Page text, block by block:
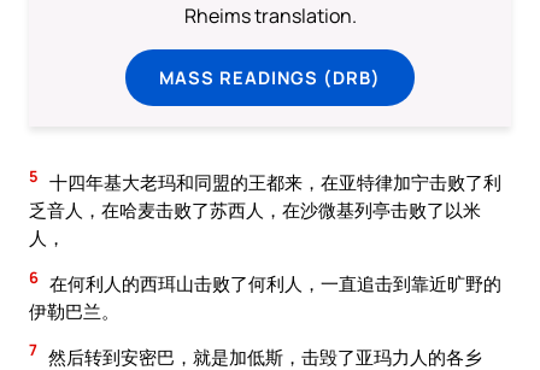
Rheims translation.
MASS READINGS (DRB)
5 十四年基大老玛和同盟的王都来，在亚特律加宁击败了利
乏音人，在哈麦击败了苏西人，在沙微基列亭击败了以米
人，
6 在何利人的西珥山击败了何利人，一直追击到靠近旷野的
伊勒巴兰。
7 然后转到安密巴，就是加低斯，击毁了亚玛力人的各乡